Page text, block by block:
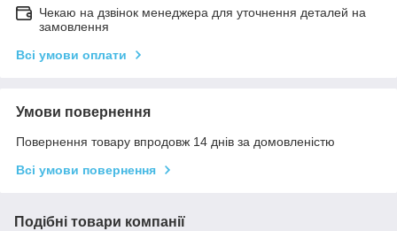
Чекаю на дзвінок менеджера для уточнення деталей на
замовлення
Всі умови оплати
Умови повернення
Повернення товару впродовж 14 днів за домовленістю
Всі умови повернення
Подібні товари компанії